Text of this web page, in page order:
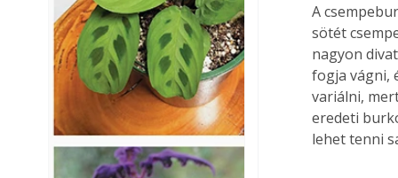
A
sötét
nagyon
fogja vágni,
variálni,
eredeti
lehet tenni